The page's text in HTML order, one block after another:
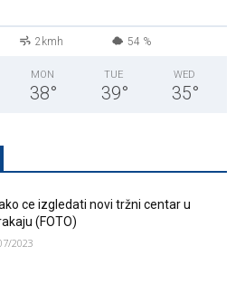
2kmh 54 %
MON
38°
TUE
39°
WED
35°
ce izgledati novi tržni centar u
(FOTO)
2023